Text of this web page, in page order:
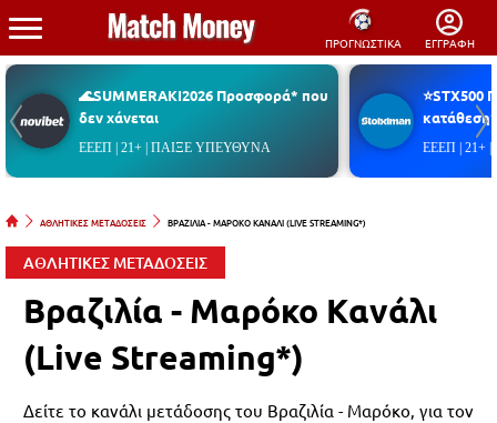
ΠΡΟΓΝΩΣΤΙΚΑ ΕΓΓΡΑΦΗ
🌊SUMMERAKI2026 Προσφορά* που
δεν χάνεται
ΕΕΕΠ | 21+ | ΠΑΙΞΕ ΥΠΕΥΘΥΝΑ
⭐STX500
ΕΕΕΠ | 21+
ΑΘΛΗΤΙΚΕΣ ΜΕΤΑΔΟΣΕΙΣ ΒΡΑΖΙΛΙΑ - ΜΑΡΟΚΟ ΚΑΝΑΛΙ (LIVE STREAMING*)
ΑΘΛΗΤΙΚΕΣ ΜΕΤΑΔΟΣΕΙΣ
Βραζιλία - Μαρόκο Κανάλι
(Live Streaming*)
Δείτε το κανάλι μετάδοσης του Βραζιλία - Μαρόκο, για τον